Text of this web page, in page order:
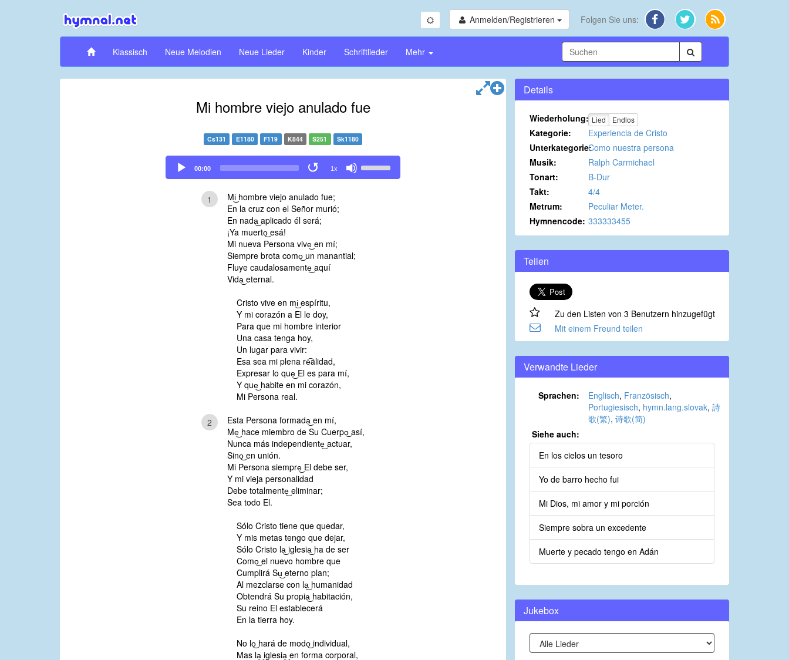
Anmelden/Registrieren Folgen Sie uns:
Klassisch Neue Melodien Neue Lieder Kinder Schriftlieder Mehr
Mi hombre viejo anulado fue
Cs131 E1180 F119 K844 S251 Sk1180
Audio
Player
00:00 1x
Up/Down
1
Mi͜ hombre viejo anulado fue;
En la cruz con el Señor murió;
En nada͜ aplicado él será;
¡Ya muerto͜ esá!
Mi nueva Persona vive͜ en mí;
Siempre brota como͜ un manantial;
Fluye caudalosamente͜ aquí
Vida͜ eternal.
Cristo vive en mi͜ espíritu,
Y mi corazón a El le doy,
Para que mi hombre interior
Una casa tenga hoy,
Un lugar para vivir:
Esa sea mi plena re͡alidad,
Expresar lo que͜ El es para mí,
Y que͜ habite en mi corazón,
Mi Persona real.
2
Esta Persona formada͜ en mí,
Me͜ hace miembro de Su Cuerpo͜ así,
Nunca más independiente͜ actuar,
Sino͜ en unión.
Mi Persona siempre͜ El debe ser,
Y mi vieja personalidad
Debe totalmente͜ eliminar;
Sea todo El.
Sólo Cristo tiene que quedar,
Y mis metas tengo que dejar,
Sólo Cristo la͜ iglesia͜ ha de ser
Como͜ el nuevo hombre que
Cumplirá Su͜ eterno plan;
Al mezclarse con la͜ humanidad
Obtendrá Su propia͜ habitación,
Su reino El establecerá
En la tierra hoy.
No lo͜ hará de modo͜ individual,
Mas la͜ iglesia͜ en forma corporal,
Details
Wiederholung: Lied Endlos
Kategorie:
Experiencia de Cristo
Unterkategorie:Como nuestra persona
Musik:
Ralph Carmichael
Tonart:
B-Dur
Takt:
4/4
Metrum:
Peculiar Meter.
Hymnencode: 333333455
Teilen
Zu den Listen von 3 Benutzern hinzugefügt
Mit einem Freund teilen
Verwandte Lieder
Sprachen: Englisch, Französisch,
Portugiesisch, hymn.lang.slovak, 詩
歌(繁), 诗歌(简)
Siehe auch:
En los cielos un tesoro
Yo de barro hecho fui
Mi Dios, mi amor y mi porción
Siempre sobra un excedente
Muerte y pecado tengo en Adán
Jukebox